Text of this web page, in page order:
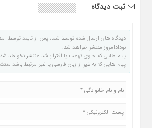
ثبت دیدگاه
دیدگاه های ارسال شده توسط شما، پس از تایید توسط
نودادامروز منتشر خواهد شد.
پیام هایی که حاوی تهمت یا افترا باشد منتشر نخواهد
پیام هایی که به غیر از زبان فارسی یا غیر مرتبط باشد